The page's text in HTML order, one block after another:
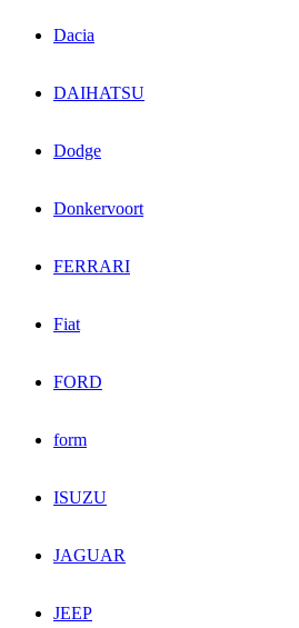
Dacia
DAIHATSU
Dodge
Donkervoort
FERRARI
Fiat
FORD
form
ISUZU
JAGUAR
JEEP